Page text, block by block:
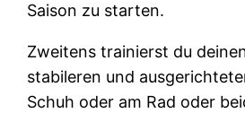
Saison zu starten.
Zweitens trainierst du
stabileren und
Schuh oder am Rad oder